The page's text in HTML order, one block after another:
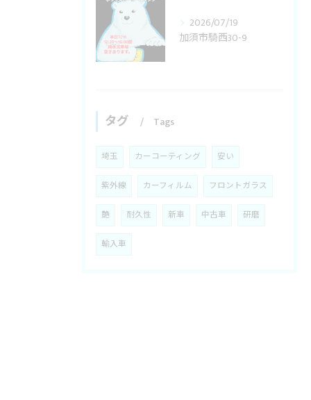
2026/07/19
加須市騎西30-9
タグ Tags
埼玉 カーコーティング 安い
紫外線 カーフィルム フロントガラス
艶 耐久性 新車 中古車 研磨
輸入車